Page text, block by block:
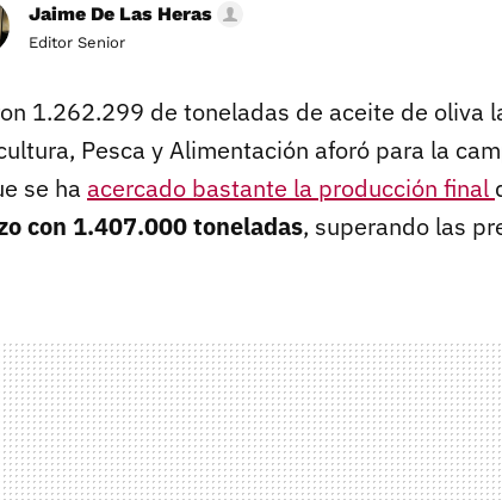
Jaime De Las Heras
Editor Senior
1.262.299 de toneladas de aceite de oliva
Pesca y Alimentación aforó para la
se ha acercado bastante la producción final
con 1.407.000 toneladas, superando las